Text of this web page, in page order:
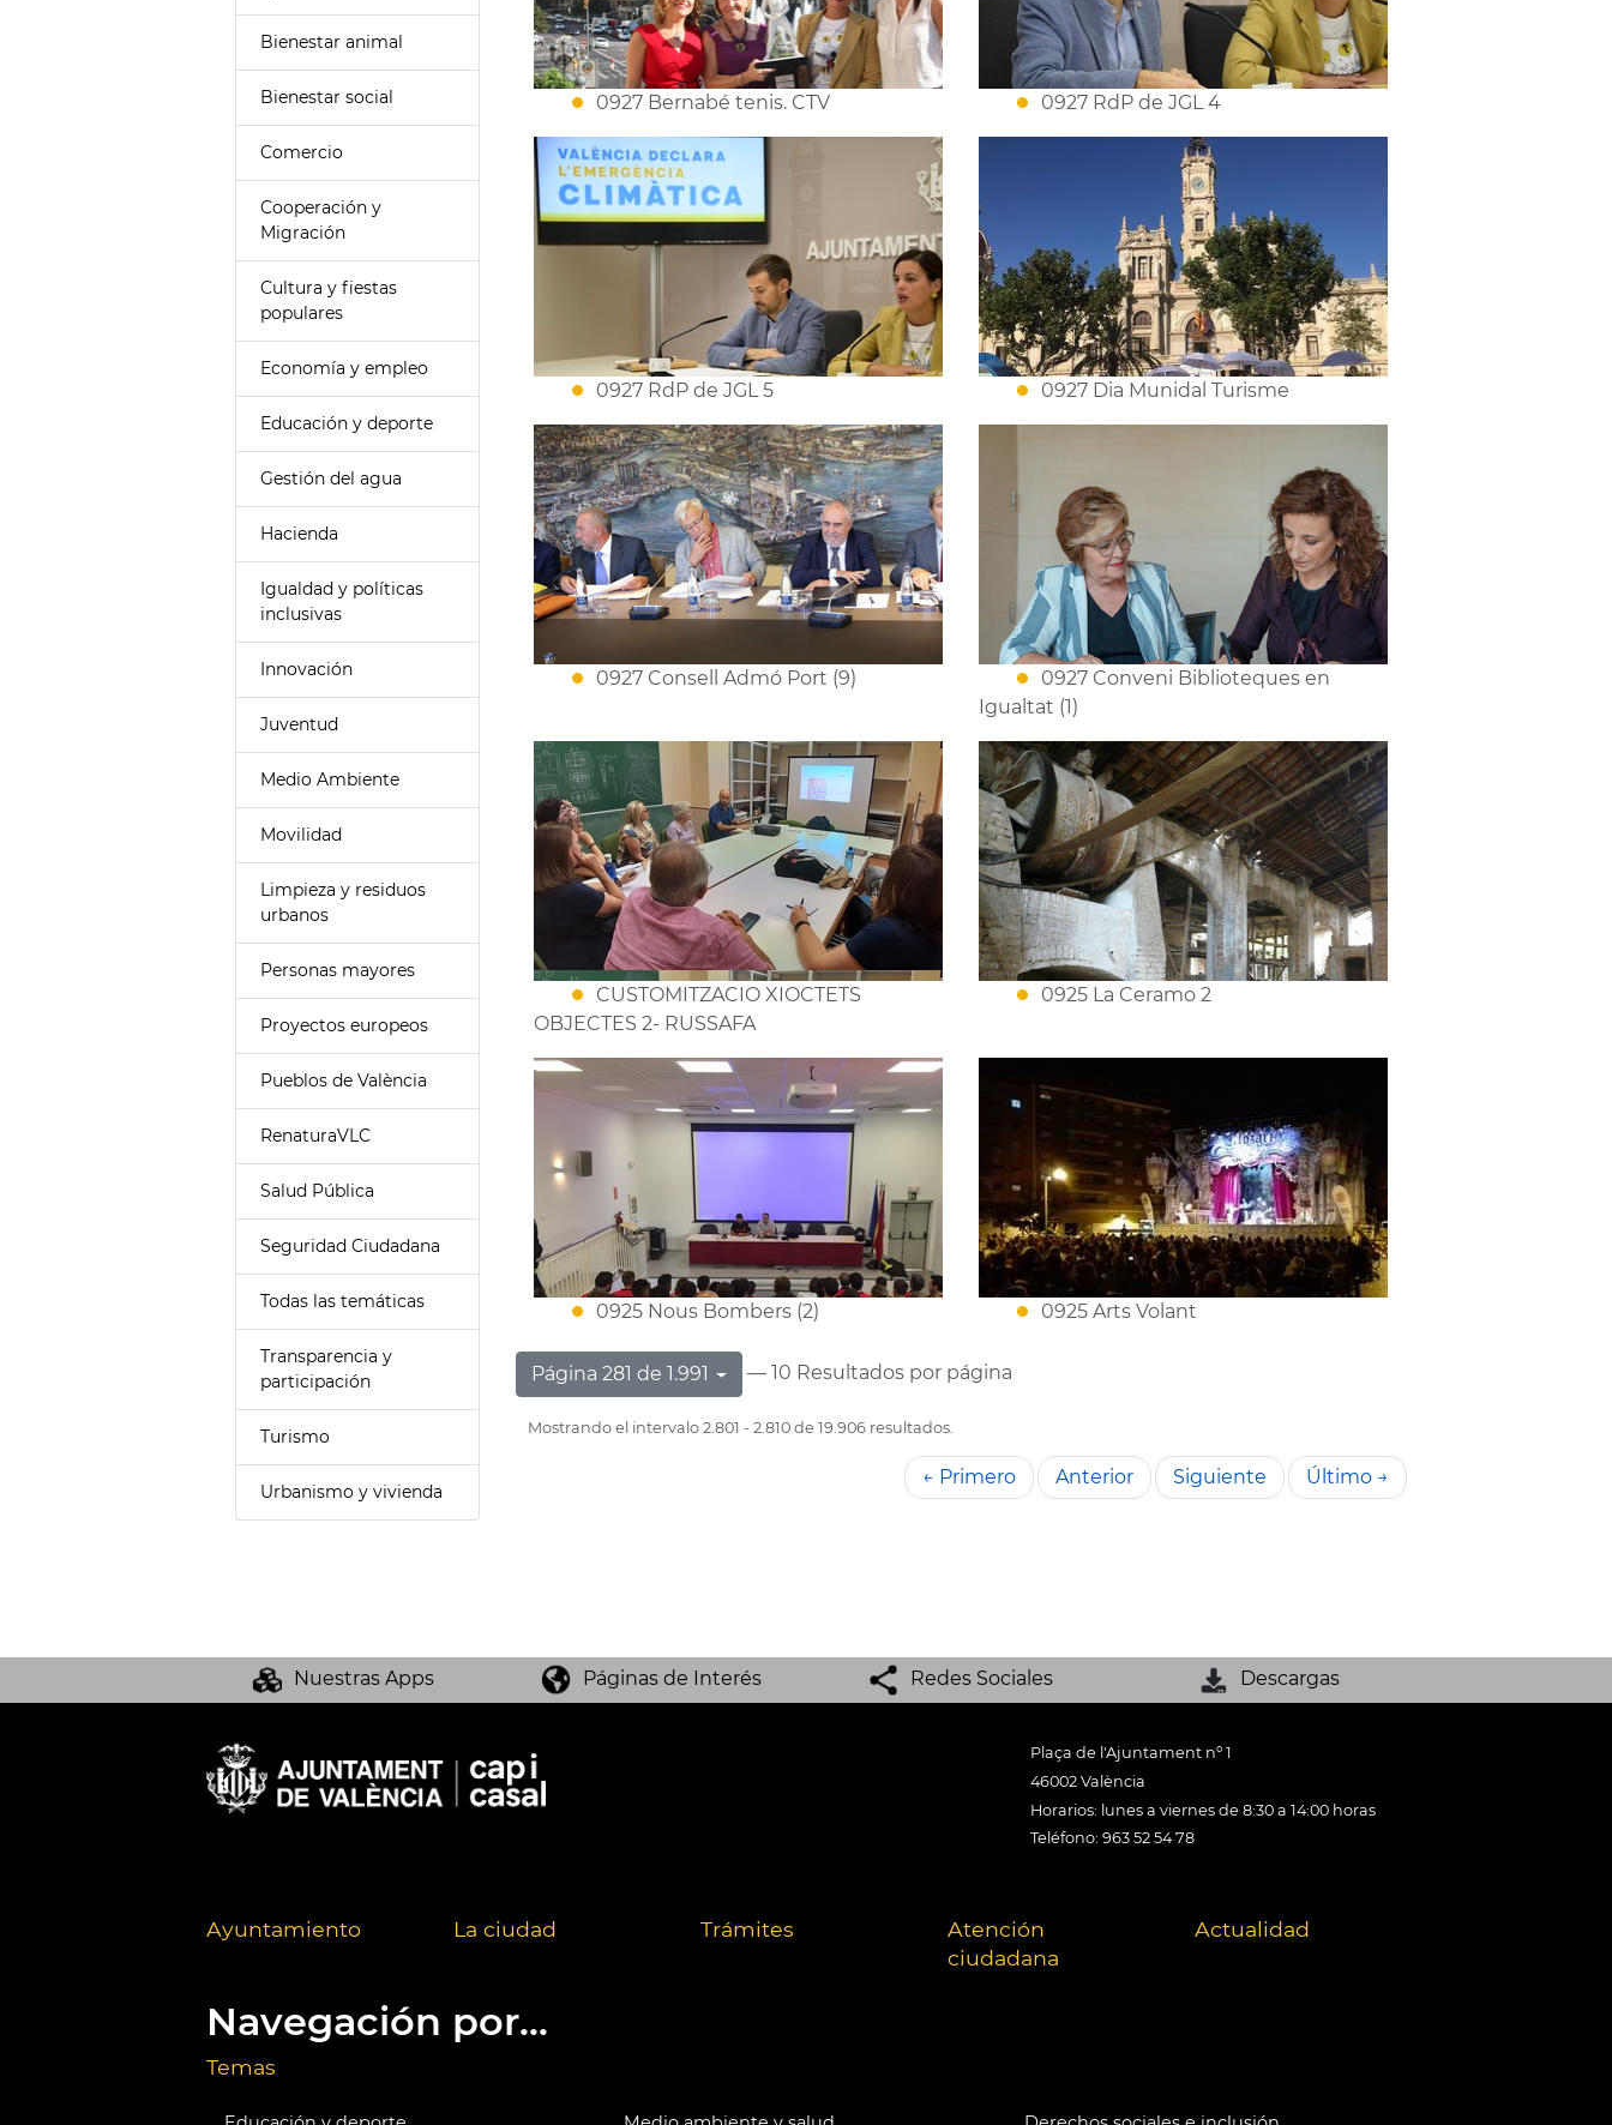
Bienestar animal
Bienestar social
Comercio
Cooperación y
Migración
Cultura y fiestas
populares
Economía y empleo
Educación y deporte
Gestión del agua
Hacienda
Igualdad y políticas
inclusivas
Innovación
Juventud
Medio Ambiente
Movilidad
Limpieza y residuos
urbanos
Personas mayores
Proyectos europeos
Pueblos de València
RenaturaVLC
Salud Pública
Seguridad Ciudadana
Todas las temáticas
Transparencia y
participación
Turismo
Urbanismo y vivienda
0927 Bernabé tenis. CTV 0927 RdP de JGL 4
0927 RdP de JGL 5 0927 Dia Munidal Turisme
0927 Consell Admó Port (9)
0927 Conveni Biblioteques en
Igualtat (1)
CUSTOMITZACIO XIOCTETS
OBJECTES 2- RUSSAFA
0925 La Ceramo 2
0925 Nous Bombers (2) 0925 Arts Volant
Página 281 de 1.991 — 10 Resultados por página
Mostrando el intervalo 2.801 - 2.810 de 19.906 resultados.
← Primero Anterior Siguiente Último →
Nuestras Apps Páginas de Interés Redes Sociales Descargas
Plaça de l'Ajuntament nº 1
46002 València
Horarios: lunes a viernes de 8:30 a 14:00 horas
Teléfono: 963 52 54 78
Ayuntamiento La ciudad Trámites
Atención
ciudadana
Actualidad
Navegación por...
Temas